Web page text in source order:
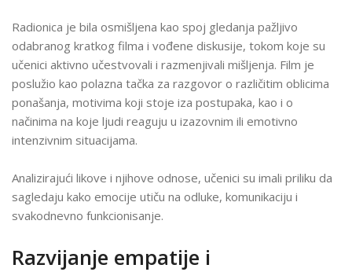
Radionica je bila osmišljena kao spoj gledanja pažljivo
odabranog kratkog filma i vođene diskusije, tokom koje su
učenici aktivno učestvovali i razmenjivali mišljenja. Film je
poslužio kao polazna tačka za razgovor o različitim oblicima
ponašanja, motivima koji stoje iza postupaka, kao i o
načinima na koje ljudi reaguju u izazovnim ili emotivno
intenzivnim situacijama.
Analizirajući likove i njihove odnose, učenici su imali priliku da
sagledaju kako emocije utiču na odluke, komunikaciju i
svakodnevno funkcionisanje.
Razvijanje empatije i